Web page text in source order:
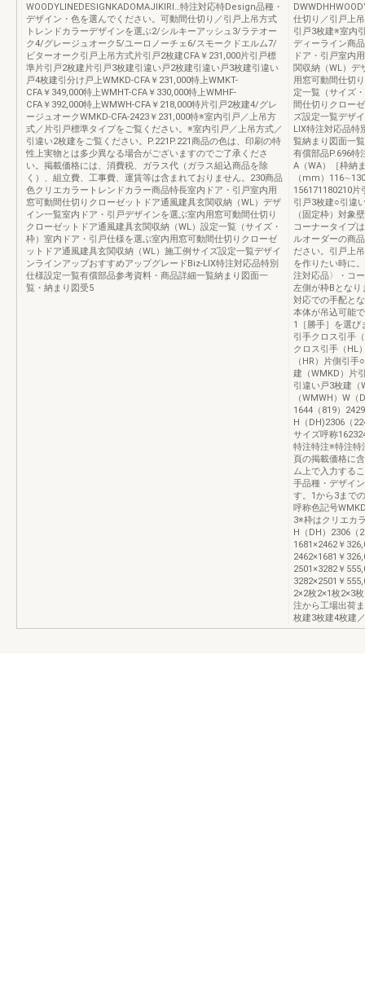
WOODYLINEDESIGNKADOMAJIKIRI…特注対応特Design品種・
デザイン・色を選んでください。可動間仕切り／引戸上吊方式
トレンドカラーデザインを選ぶ2/シルキーアッシュ3/ラテオー
ク4/グレージュオーク5/ユーロノーチェ6/スモークドエルム7/
ビターオーク引戸上吊方式片引戸2枚建CFA￥231,000片引戸標
準片引戸2枚建片引戸3枚建引違い戸2枚建引違い戸3枚建引違い
戸4枚建引分け戸上WMKD-CFA￥231,000特上WMKT-
CFA￥349,000特上WMHT-CFA￥330,000特上WMHF-
CFA￥392,000特上WMWH-CFA￥218,000特片引戸2枚建4/グレ
ージュオークWMKD-CFA-2423￥231,000特※室内引戸／上吊方
式／片引戸標準タイプをご覧ください。※室内引戸／上吊方式／
引違い2枚建をご覧ください。P.221P.221商品の色は、印刷の特
性上実物とは多少異なる場合がございますのでご了承くださ
い。掲載価格には、消費税、ガラス代（ガラス組込商品を除
く）、組立費、工事費、運賃等は含まれておりません。230商品
色クリエカラートレンドカラー商品特長室内ドア・引戸室内用
窓可動間仕切りクローゼットドア通風建具玄関収納（WL）デザ
イン一覧室内ドア・引戸デザインを選ぶ室内用窓可動間仕切り
クローゼットドア通風建具玄関収納（WL）設定一覧（サイズ・
枠）室内ドア・引戸仕様を選ぶ室内用窓可動間仕切りクローゼ
ットドア通風建具玄関収納（WL）施工例サイズ設定一覧デザイ
ンラインアップおすすめアップグレードBiz-LIX特注対応品特別
仕様設定一覧有償部品参考資料・商品詳細一覧納まり図面一
覧・納まり図受5
仕切り／引戸上
引戸3枚建※室内
ディーライン商
ドア・引戸室内
関収納（WL）デ
用窓可動間仕切
定一覧（サイズ
間仕切りクロー
ズ設定一覧デザ
LIX特注対応品特
覧納まり図面一
有償部品P.696特
A（WA）［枠納
（mm）
156171180210
引戸3枚建○引違
（固定枠）対象
コーナータイプ
ルオーダーの商
ださい。引戸上
を作りたい時に
注対応品〉・コ
左側が枠Bとな
対応での手配と
本体が吊込可能
1［勝手］を選び
引手クロス引手
クロス引手（HL
（HR）片側引
建（WMKD）片
引違い戸3枚建（
（WMWH）W
1644（819）
H（DH)2306（
サイズ呼称
特注特注※特注
頁の掲載価格に
ム上で入力する
手品種・デザイ
す。1から3まで
呼称色記号
3※枠はクリエカ
H（DH）2306（
1681×2462￥
2462×1681￥
2501×3282￥
3282×2501￥
2×2枚2×1枚2×3
注から工場出荷
枚建3枚建4枚建